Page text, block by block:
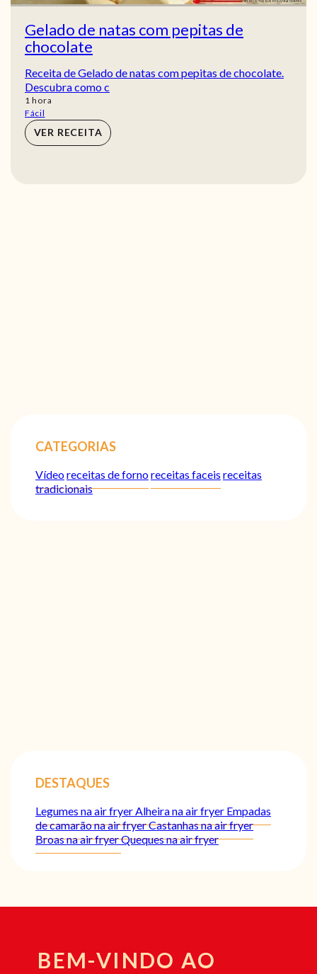
Gelado de natas com pepitas de
chocolate
Receita de Gelado de natas com pepitas de chocolate.
Descubra como c
1 hora
hora
Fácil
VER RECEITA
CATEGORIAS
Vídeoreceitas de fornoreceitas faceis receitas
tradicionais
DESTAQUES
Legumes na air fryerAlheira na air fryer Empadas
de camarão na air fryerCastanhas na air fryer
Broas na air fryerQueques na air fryer
BEM-VINDO AO